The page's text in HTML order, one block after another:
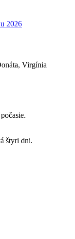
2026
Virgínia
štyri dni.